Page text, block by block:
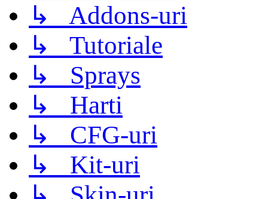
↳ Addons-uri
↳ Tutoriale
↳ Sprays
↳ Harti
↳ CFG-uri
↳ Kit-uri